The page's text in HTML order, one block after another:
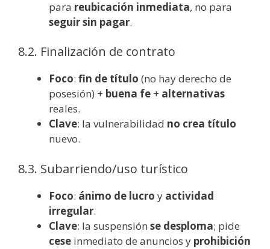
para reubicación inmediata, no para
seguir sin pagar.
8.2. Finalización de contrato
Foco: fin de título (no hay derecho de
posesión) + buena fe + alternativas
reales.
Clave: la vulnerabilidad no crea título
nuevo.
8.3. Subarriendo/uso turístico
Foco: ánimo de lucro y actividad
irregular.
Clave: la suspensión se desploma; pide
cese inmediato de anuncios y prohibición